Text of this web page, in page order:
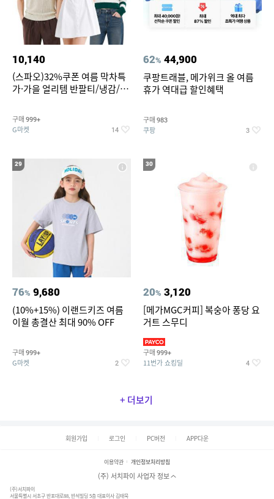
10,140
(스파오)32%쿠폰 여름 막차특
가·가을 얼리템 반팔티/냉감/반
건 외 ~74%OFF
구매 999+
G마켓 14
62% 44,900
쿠팡트래블, 메가위크 올 여름
휴가 역대급 할인혜택
구매 983
쿠팡 3
29
76% 9,680
(10%+15%) 이랜드키즈 여름
이월 총결산 최대 90% OFF
구매 999+
G마켓 2
30
20% 3,120
[메가MGC커피] 복숭아 퐁당 요
거트 스무디
구매 999+
11번가 쇼킹딜 4
+ 더보기
회원가입 로그인 PC버전 APP다운
이용약관 개인정보처리방침
(주) 서치파이 사업자 정보
(주)서치파이
서울특별시 서초구 반포대로88, 반석빌딩 5층 대표이사 김태묵